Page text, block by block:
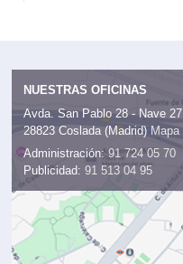
NUESTRAS OFICINAS
Avda. San Pablo 28 - Nave 27,
28823 Coslada (Madrid) Mapa
Administración: 91 724 05 70
Publicidad: 91 513 04 95